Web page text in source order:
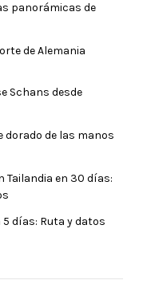
panorámicas de
de Alemania
Schans desde
dorado de las manos
Tailandia en 30 días:
5 días: Ruta y datos